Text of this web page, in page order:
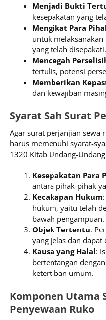
Menjadi Bukti
kesepakatan yang
Mengikat Para
untuk melaksanakan
yang telah disepakati.
Mencegah
tertulis, potensi
Memberikan
dan kewajiban
Syarat Sah Surat
Agar surat perjanjian sewa
harus memenuhi syarat-
1320 Kitab Undang-
Kesepakatan Para
antara pihak-pihak
Kecakapan Hukum
hukum, yaitu telah
bawah pengampuan.
Objek Tertentu:
yang jelas dan dapat
Kausa yang Halal:
bertentangan
ketertiban umum.
Komponen Utama
Penyewaan Ruko